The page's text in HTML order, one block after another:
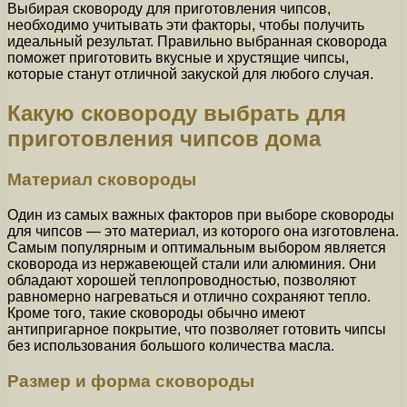
Выбирая сковороду для приготовления чипсов,
необходимо учитывать эти факторы, чтобы получить
идеальный результат. Правильно выбранная сковорода
поможет приготовить вкусные и хрустящие чипсы,
которые станут отличной закуской для любого случая.
Какую сковороду выбрать для
приготовления чипсов дома
Материал сковороды
Один из самых важных факторов при выборе сковороды
для чипсов — это материал, из которого она изготовлена.
Самым популярным и оптимальным выбором является
сковорода из нержавеющей стали или алюминия. Они
обладают хорошей теплопроводностью, позволяют
равномерно нагреваться и отлично сохраняют тепло.
Кроме того, такие сковороды обычно имеют
антипригарное покрытие, что позволяет готовить чипсы
без использования большого количества масла.
Размер и форма сковороды